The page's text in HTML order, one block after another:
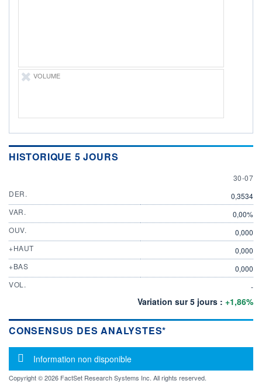
+ PORTEFEUILLE + LISTE
VOLUME
HISTORIQUE 5 JOURS
30 JULY
30-07
DER.
0,3534
VAR.
0,00%
OUV.
0,000
+HAUT
0,000
+BAS
0,000
VOL.
-
Variation sur 5 jours : +1,86%
CONSENSUS DES ANALYSTES*
Message d'information
Information non disponible
Copyright © 2026 FactSet Research Systems Inc. All rights reserved.